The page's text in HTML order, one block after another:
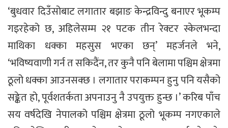
‘बुधवार दिउँसोबाट लगातार बझाङ केन्द्रविन्दु बनाएर भूकम्प
गइरहेको छ, अहिलेसम्म २१ पटक तीन रेक्टर स्केलभन्दा
माथिका धक्का महसुस भएका छन्’ महर्जनले भने,
‘भविष्यवाणी गर्न त सकिदैंन, तर कुनै पनि बेलामा पश्चिम क्षेत्रमा
ठूलो धक्का आउनसक्छ । लगातार पराकम्पन हुनु पनि यसैको
सङ्केत हो, पूर्वशतर्कता अपनाउनु नै उपयुक्त हुन्छ ।’ करिब पाँच
सय वर्षदेखि नेपालको पश्चिम क्षेत्रमा ठूलो भूकम्प नगएकाले